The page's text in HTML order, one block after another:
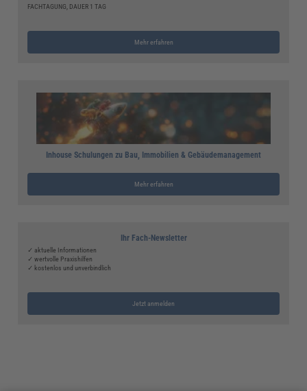
FACHTAGUNG, DAUER 1 TAG
Mehr erfahren
Inhouse Schulungen zu Bau, Immobilien & Gebäudemanagement
Mehr erfahren
Ihr Fach-Newsletter
✓ aktuelle Informationen
✓ wertvolle Praxishilfen
✓ kostenlos und unverbindlich
Jetzt anmelden